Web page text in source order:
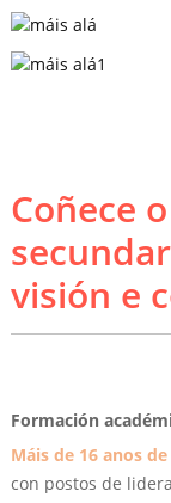
Coñece
visión e
Formación
Máis de 16 anos
con postos de